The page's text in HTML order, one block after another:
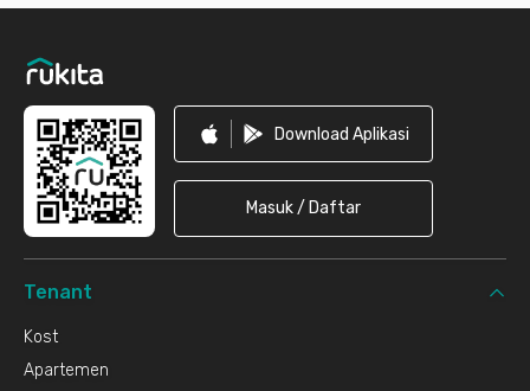
Download Aplikasi
Masuk / Daftar
Tenant
Kost
Apartemen